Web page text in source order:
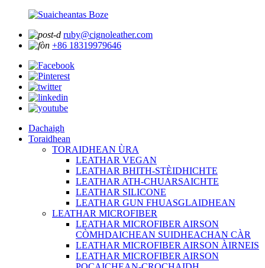
ruby@cignoleather.com
+86 18319979646
Dachaigh
Toraidhean
TORAIDHEAN ÙRA
LEATHAR VEGAN
LEATHAR BHITH-STÈIDHICHTE
LEATHAR ATH-CHUARSAICHTE
LEATHAR SILICONE
LEATHAR GUN FHUASGLAIDHEAN
LEATHAR MICROFIBER
LEATHAR MICROFIBER AIRSON
CÒMHDAICHEAN SUIDHEACHAN CÀR
LEATHAR MICROFIBER AIRSON ÀIRNEIS
LEATHAR MICROFIBER AIRSON